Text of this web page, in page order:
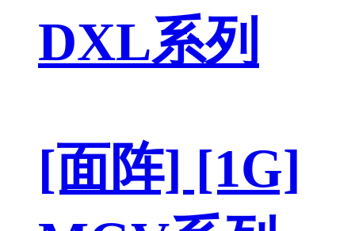
DXL系列
[面阵] [1G]